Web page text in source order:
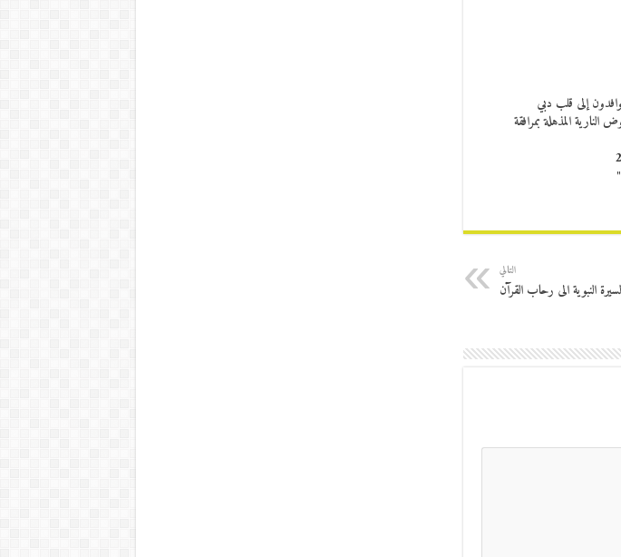
إلى قلب دبي
النارية المذهلة بمرافقة
التالي
النبوية الى رحاب القرآن